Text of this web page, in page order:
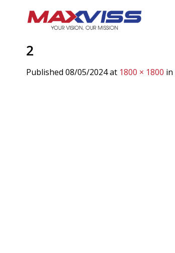
2
Published 08/05/2024at 1800 × 1800 in